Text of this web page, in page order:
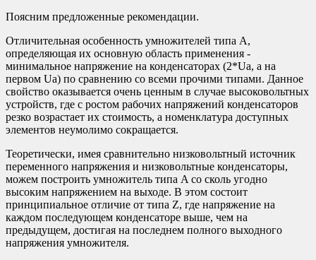
Поясним предложенные рекомендации.
Отличительная особенность умножителей типа A,
определяющая их основную область применения -
минимальное напряжение на конденсаторах (2*Ua, а на
первом Ua) по сравнению со всеми прочими типами. Данное
свойство оказывается очень ценным в случае высоковольтных
устройств, где с ростом рабочих напряжений конденсаторов
резко возрастает их стоимость, а номенклатура доступных
элементов неумолимо сокращается.
Теоретически, имея сравнительно низковольтный источник
переменного напряжения и низковольтные конденсаторы,
можем построить умножитель типа A со сколь угодно
высоким напряжением на выходе. В этом состоит
принципиальное отличие от типа Z, где напряжение на
каждом последующем конденсаторе выше, чем на
предыдущем, достигая на последнем полного выходного
напряжения умножителя.